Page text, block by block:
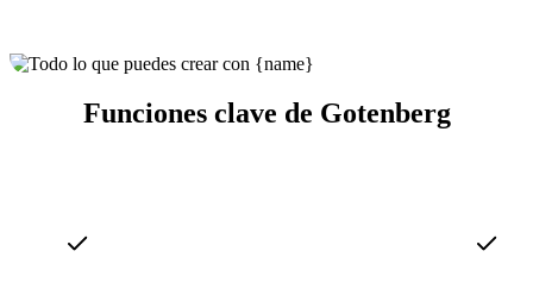
Funciones clave de Gotenberg